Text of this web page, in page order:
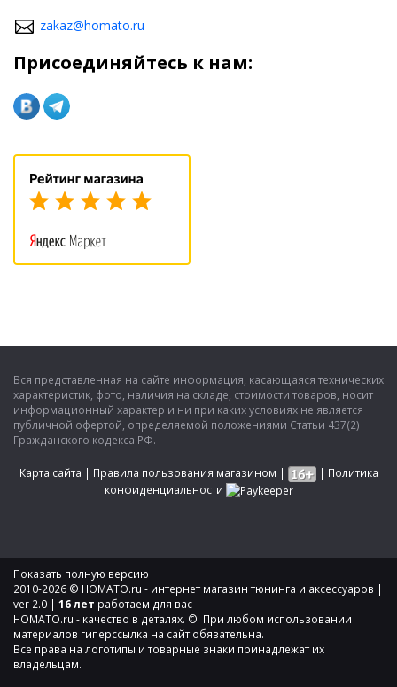
zakaz@homato.ru
Присоединяйтесь к нам:
Вся представленная на сайте информация, касающаяся технических
характеристик, фото, наличия на складе, стоимости товаров, носит
информационный характер и ни при каких условиях не является
публичной офертой, определяемой положениями Статьи 437(2)
Гражданского кодекса РФ.
Карта сайта | Правила пользования магазином | | Политика
конфиденциальности
Показать полную версию
2010-2026 © HOMATO.ru - интернет магазин тюнинга и аксессуаров |
ver 2.0 | 16 лет работаем для вас
HOMATO.ru - качество в деталях. © При любом использовании
материалов гиперссылка на сайт обязательна.
Все права на логотипы и товарные знаки принадлежат их
владельцам.